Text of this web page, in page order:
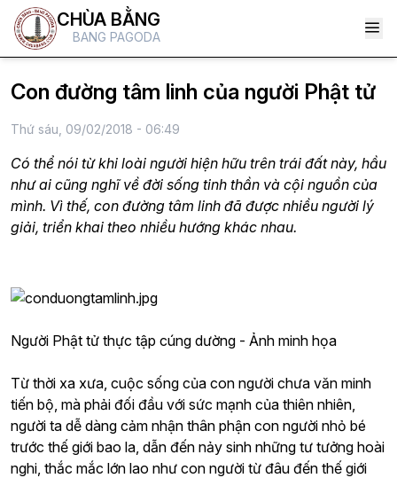
CHÙA BẰNG
BANG PAGODA
Con đường tâm linh của người Phật tử
Thứ sáu, 09/02/2018 - 06:49
Có thể nói từ khi loài người hiện hữu trên trái đất này, hầu
như ai cũng nghĩ về đời sống tinh thần và cội nguồn của
mình. Vì thế, con đường tâm linh đã được nhiều người lý
giải, triển khai theo nhiều hướng khác nhau.
Người Phật tử thực tập cúng dường - Ảnh minh họa
Từ thời xa xưa, cuộc sống của con người chưa văn minh
tiến bộ, mà phải đối đầu với sức mạnh của thiên nhiên,
người ta dễ dàng cảm nhận thân phận con người nhỏ bé
trước thế giới bao la, dẫn đến nảy sinh những tư tưởng hoài
nghi, thắc mắc lớn lao như con người từ đâu đến thế giới